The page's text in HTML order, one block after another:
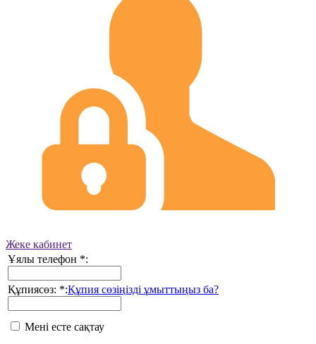
Жеке кабинет
Ұялы телефон *:
Құпиясөз: *:Құпия сөзіңізді ұмыттыңыз ба?
Мені есте сақтау